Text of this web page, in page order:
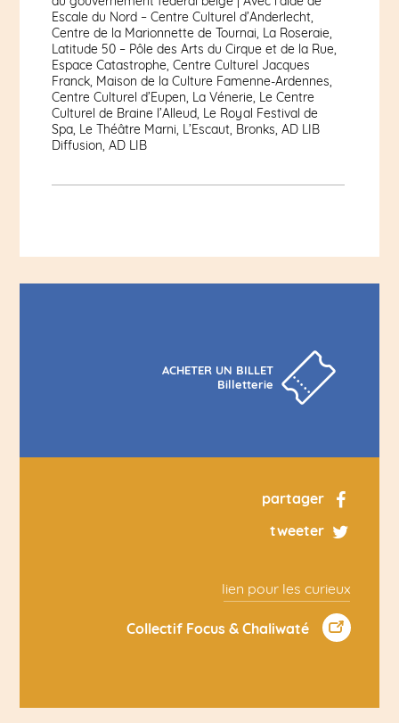
Escale du Nord – Centre Culturel d’Anderlecht,
Centre de la Marionnette de Tournai, La Roseraie,
Latitude 50 – Pôle des Arts du Cirque et de la Rue,
Espace Catastrophe, Centre Culturel Jacques
Franck, Maison de la Culture Famenne-Ardennes,
Centre Culturel d’Eupen, La Vénerie, Le Centre
Culturel de Braine l’Alleud, Le Royal Festival de
Spa, Le Théâtre Marni, L’Escaut, Bronks, AD LIB
Diffusion, AD LIB
ACHETER UN BILLET
Billetterie
partager
tweeter
lien pour les curieux
Collectif Focus & Chaliwaté